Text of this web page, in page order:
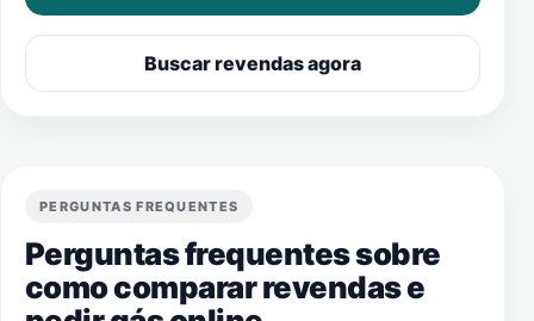
Buscar revendas agora
PERGUNTAS FREQUENTES
Perguntas frequentes sobre
como comparar revendas e